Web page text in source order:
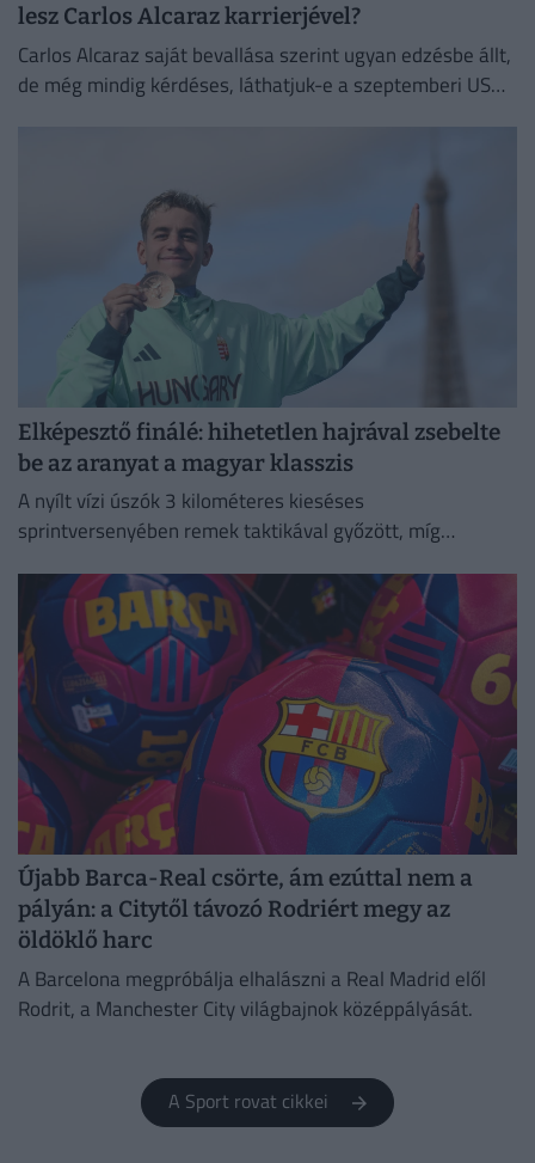
lesz Carlos Alcaraz karrierjével?
Carlos Alcaraz saját bevallása szerint ugyan edzésbe állt,
de még mindig kérdéses, láthatjuk-e a szeptemberi US
Elképesztő finálé: hihetetlen hajrával zsebelte
be az aranyat a magyar klasszis
A nyílt vízi úszók 3 kilométeres kieséses
sprintversenyében remek taktikával győzött, míg
Újabb Barca-Real csörte, ám ezúttal nem a
pályán: a Citytől távozó Rodriért megy az
öldöklő harc
A Barcelona megpróbálja elhalászni a Real Madrid elől
Rodrit, a Manchester City világbajnok középpályását.
A Sport rovat cikkei